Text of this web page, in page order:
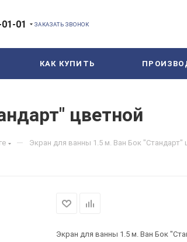
01 ЗАКАЗАТЬ ЗВОНОК
КАК КУПИТЬ
цветной
— Экран для ванны 1.5 м. Ван Бок "Стандарт"
Экран для ванны 1.5 м. Ван Бок